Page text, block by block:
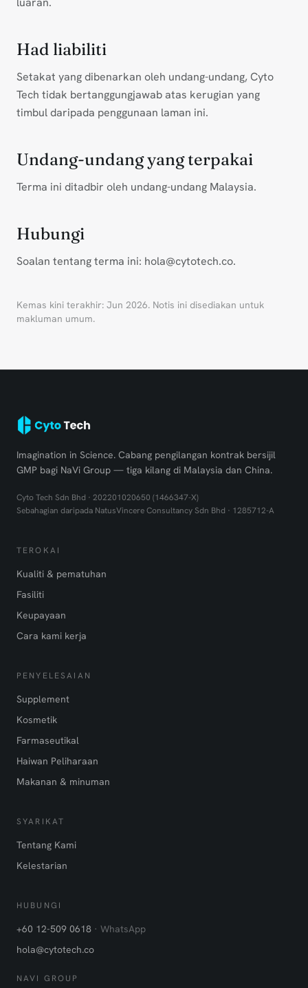
Had liabiliti
Setakat yang dibenarkan oleh undang-undang, Cyto
Tech tidak bertanggungjawab atas kerugian yang
timbul daripada penggunaan laman ini.
Undang-undang yang terpakai
Terma ini ditadbir oleh undang-undang Malaysia.
Hubungi
Soalan tentang terma ini: hola@cytotech.co.
Kemas kini terakhir: Jun 2026. Notis ini disediakan untuk
makluman umum.
Imagination in Science. Cabang pengilangan kontrak bersijil
GMP bagi NaVi Group — tiga kilang di Malaysia dan China.
Cyto Tech Sdn Bhd · 202201020650 (1466347-X)
Sebahagian daripada NatusVincere Consultancy Sdn Bhd · 1285712-A
TEROKAI
Kualiti & pematuhan
Fasiliti
Keupayaan
Cara kami kerja
PENYELESAIAN
Supplement
Kosmetik
Farmaseutikal
Haiwan Peliharaan
Makanan & minuman
SYARIKAT
Tentang Kami
Kelestarian
HUBUNGI
+60 12-509 0618 · WhatsApp
hola@cytotech.co
NAVI GROUP